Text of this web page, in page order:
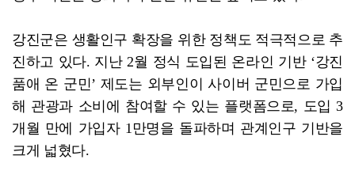
강진군은 생활인구 확장을 위한 정책도 적극적으로 추
진하고 있다. 지난 2월 정식 도입된 온라인 기반 ‘강진
품애 온 군민’ 제도는 외부인이 사이버 군민으로 가입
해 관광과 소비에 참여할 수 있는 플랫폼으로, 도입 3
개월 만에 가입자 1만명을 돌파하며 관계인구 기반을
크게 넓혔다.